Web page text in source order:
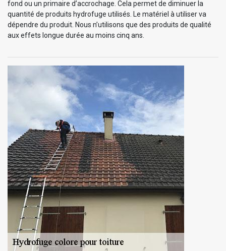
fond ou un primaire d’accrochage. Cela permet de diminuer la
quantité de produits hydrofuge utilisés. Le matériel à utiliser va
dépendre du produit. Nous n’utilisons que des produits de qualité
aux effets longue durée au moins cinq ans.